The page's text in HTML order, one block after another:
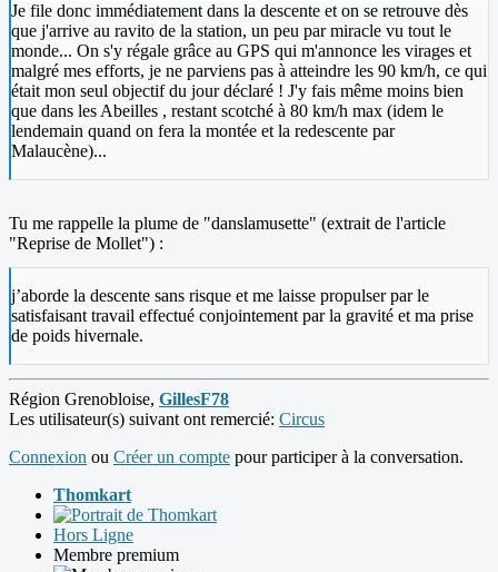
Je file donc immédiatement dans la descente et on se retrouve dès
que j'arrive au ravito de la station, un peu par miracle vu tout le
monde... On s'y régale grâce au GPS qui m'annonce les virages et
malgré mes efforts, je ne parviens pas à atteindre les 90 km/h, ce qui
était mon seul objectif du jour déclaré ! J'y fais même moins bien
que dans les Abeilles , restant scotché à 80 km/h max (idem le
lendemain quand on fera la montée et la redescente par
Malaucène)...
Tu me rappelle la plume de "danslamusette" (extrait de l'article
"Reprise de Mollet") :
j’aborde la descente sans risque et me laisse propulser par le
satisfaisant travail effectué conjointement par la gravité et ma prise
de poids hivernale.
Région Grenobloise, GillesF78
Les utilisateur(s) suivant ont remercié: Circus
Connexion ou Créer un compte pour participer à la conversation.
Thomkart
Hors Ligne
Membre premium